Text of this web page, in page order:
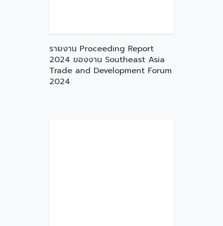
รายงาน Proceeding Report
2024 ของงาน Southeast Asia
Trade and Development Forum
2024